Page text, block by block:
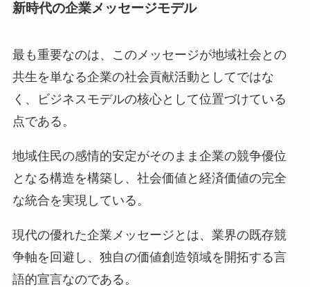
新時代の企業メッセージモデル
最も重要なのは、このメッセージが地域社会との
共生を単なる企業の社会貢献活動としてではな
く、ビジネスモデルの核心として位置づけている
点である。
地域住民の感情的安定がそのまま企業の競争優位
となる構造を構築し、社会価値と経済価値の完全
な統合を実現している。
現代の優れた企業メッセージとは、業界の既存競
争軸を回避し、独自の価値創造領域を開拓する言
語的宣言なのである。